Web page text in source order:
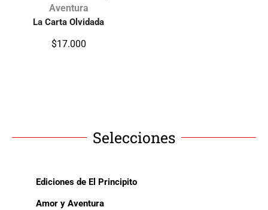
Aventura
La Carta Olvidada
$17.000
Selecciones
Ediciones de El Principito
Amor y Aventura